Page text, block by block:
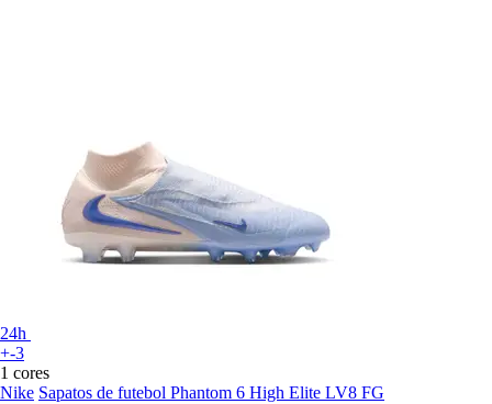
24h
+-3
1 cores
Nike Sapatos de futebol Phantom 6 High Elite LV8 FG